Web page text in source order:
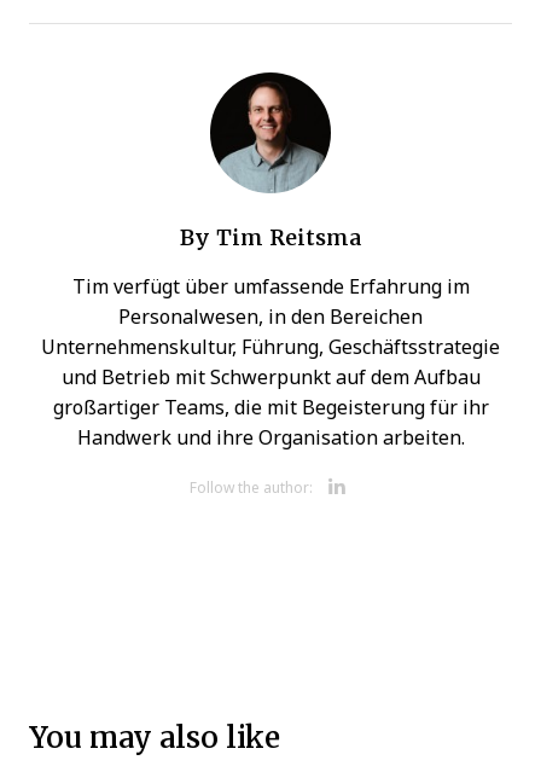
By Tim Reitsma
Tim verfügt über umfassende Erfahrung im
Personalwesen, in den Bereichen
Unternehmenskultur, Führung, Geschäftsstrategie
und Betrieb mit Schwerpunkt auf dem Aufbau
großartiger Teams, die mit Begeisterung für ihr
Handwerk und ihre Organisation arbeiten.
Follow the author:
You may also like